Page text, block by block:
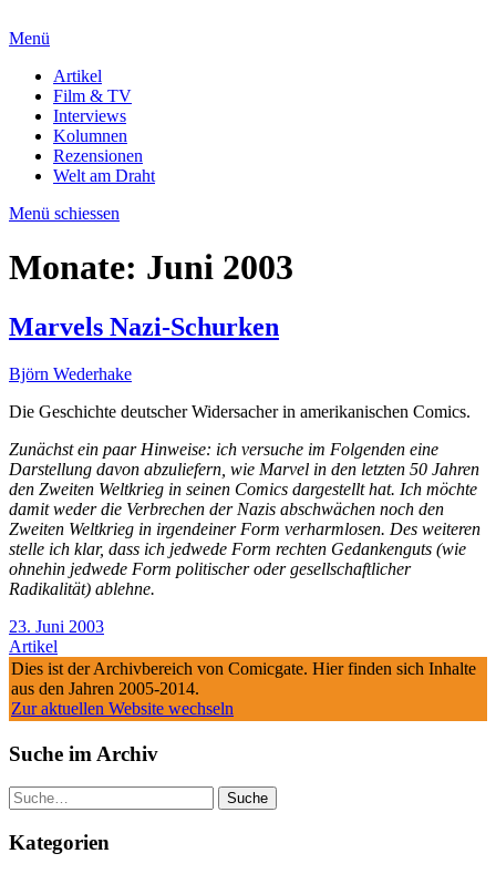
Menü
Artikel
Film & TV
Interviews
Kolumnen
Rezensionen
Welt am Draht
Menü schiessen
Monate: Juni 2003
Marvels Nazi-Schurken
Björn Wederhake
Die Geschichte deutscher Widersacher in amerikanischen Comics.
Zunächst ein paar Hinweise: ich versuche im Folgenden eine
Darstellung davon abzuliefern, wie Marvel in den letzten 50 Jahren
den Zweiten Weltkrieg in seinen Comics dargestellt hat. Ich möchte
damit weder die Verbrechen der Nazis abschwächen noch den
Zweiten Weltkrieg in irgendeiner Form verharmlosen. Des weiteren
stelle ich klar, dass ich jedwede Form rechten Gedankenguts (wie
ohnehin jedwede Form politischer oder gesellschaftlicher
Radikalität) ablehne.
23. Juni 2003
Artikel
Dies ist der Archivbereich von Comicgate. Hier finden sich Inhalte
aus den Jahren 2005-2014.
Zur aktuellen Website wechseln
Suche im Archiv
Suche
Kategorien